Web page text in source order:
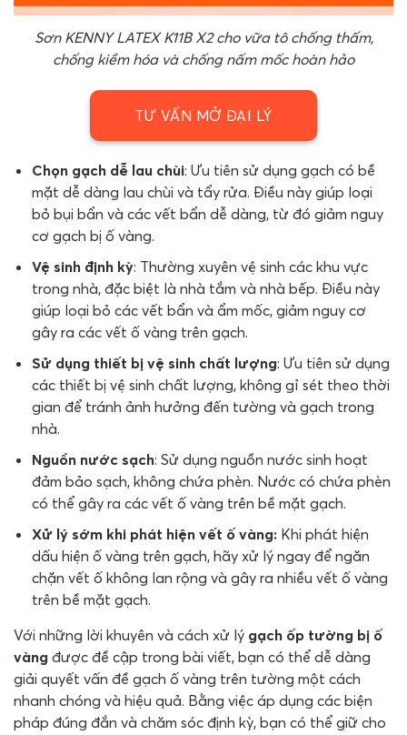
Sơn KENNY LATEX K11B X2 cho vữa tô chống thấm,
chống kiềm hóa và chống nấm mốc hoàn hảo
TƯ VẤN MỞ ĐẠI LÝ
Chọn gạch dễ lau chùi: Ưu tiên sử dụng gạch có bề
mặt dễ dàng lau chùi và tẩy rửa. Điều này giúp loại
bỏ bụi bẩn và các vết bẩn dễ dàng, từ đó giảm nguy
cơ gạch bị ố vàng.
Vệ sinh định kỳ: Thường xuyên vệ sinh các khu vực
trong nhà, đặc biệt là nhà tắm và nhà bếp. Điều này
giúp loại bỏ các vết bẩn và ẩm mốc, giảm nguy cơ
gây ra các vết ố vàng trên gạch.
Sử dụng thiết bị vệ sinh chất lượng: Ưu tiên sử dụng
các thiết bị vệ sinh chất lượng, không gỉ sét theo thời
gian để tránh ảnh hưởng đến tường và gạch trong
nhà.
Nguồn nước sạch: Sử dụng nguồn nước sinh hoạt
đảm bảo sạch, không chứa phèn. Nước có chứa phèn
có thể gây ra các vết ố vàng trên bề mặt gạch.
Xử lý sớm khi phát hiện vết ố vàng: Khi phát hiện
dấu hiện ố vàng trên gạch, hãy xử lý ngay để ngăn
chặn vết ố không lan rộng và gây ra nhiều vết ố vàng
trên bề mặt gạch.
Với những lời khuyên và cách xử lý gạch ốp tường bị ố
vàng được đề cập trong bài viết, bạn có thể dễ dàng
giải quyết vấn đề gạch ố vàng trên tường một cách
nhanh chóng và hiệu quả. Bằng việc áp dụng các biện
pháp đúng đắn và chăm sóc định kỳ, bạn có thể giữ cho